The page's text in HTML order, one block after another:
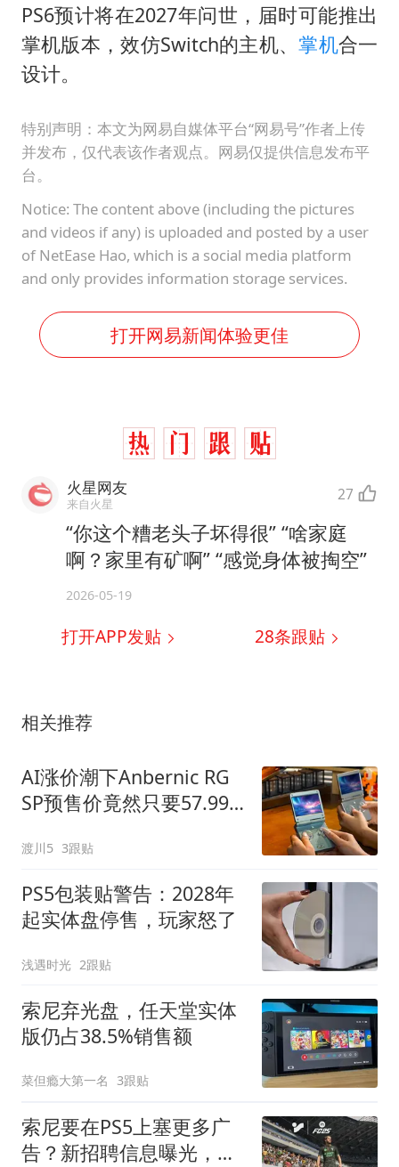
PS6预计将在2027年问世，届时可能推出
掌机版本，效仿Switch的主机、掌机合一
设计。
特别声明：本文为网易自媒体平台“网易号”作者上传
并发布，仅代表该作者观点。网易仅提供信息发布平
台。
Notice: The content above (including the pictures
and videos if any) is uploaded and posted by a user
of NetEase Hao, which is a social media platform
and only provides information storage services.
打开网易新闻体验更佳
火星网友
来自火星 27
“你这个糟老头子坏得很” “啥家庭
啊？家里有矿啊” “感觉身体被掏空”
2026-05-19
打开APP发贴 28条跟贴
相关推荐
AI涨价潮下Anbernic RG
SP预售价竟然只要57.99
渡川5 3跟贴
PS5包装贴警告：2028年
起实体盘停售，玩家怒了
浅遇时光 2跟贴
索尼弃光盘，任天堂实体
版仍占38.5%销售额
菜但瘾大第一名 3跟贴
索尼要在PS5上塞更多广
告？新招聘信息曝光，玩